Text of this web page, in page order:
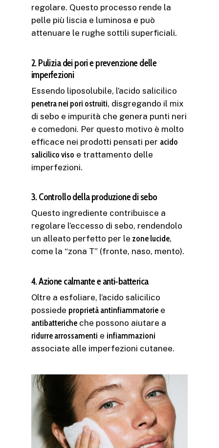
regolare. Questo processo rende la
pelle più liscia e luminosa e può
attenuare le rughe sottili superficiali.
2. Pulizia dei pori e prevenzione delle
imperfezioni
Essendo liposolubile, l’acido salicilico
penetra nei pori ostruiti, disgregando il mix
di sebo e impurità che genera punti neri
e comedoni. Per questo motivo è molto
efficace nei prodotti pensati per acido
salicilico viso e trattamento delle
imperfezioni.
3. Controllo della produzione di sebo
Questo ingrediente contribuisce a
regolare l’eccesso di sebo, rendendolo
un alleato perfetto per le zone lucide,
come la “zona T” (fronte, naso, mento).
4. Azione calmante e anti‑batterica
Oltre a esfoliare, l’acido salicilico
possiede proprietà antinfiammatorie e
antibatteriche che possono aiutare a
ridurre arrossamenti e infiammazioni
associate alle imperfezioni cutanee.